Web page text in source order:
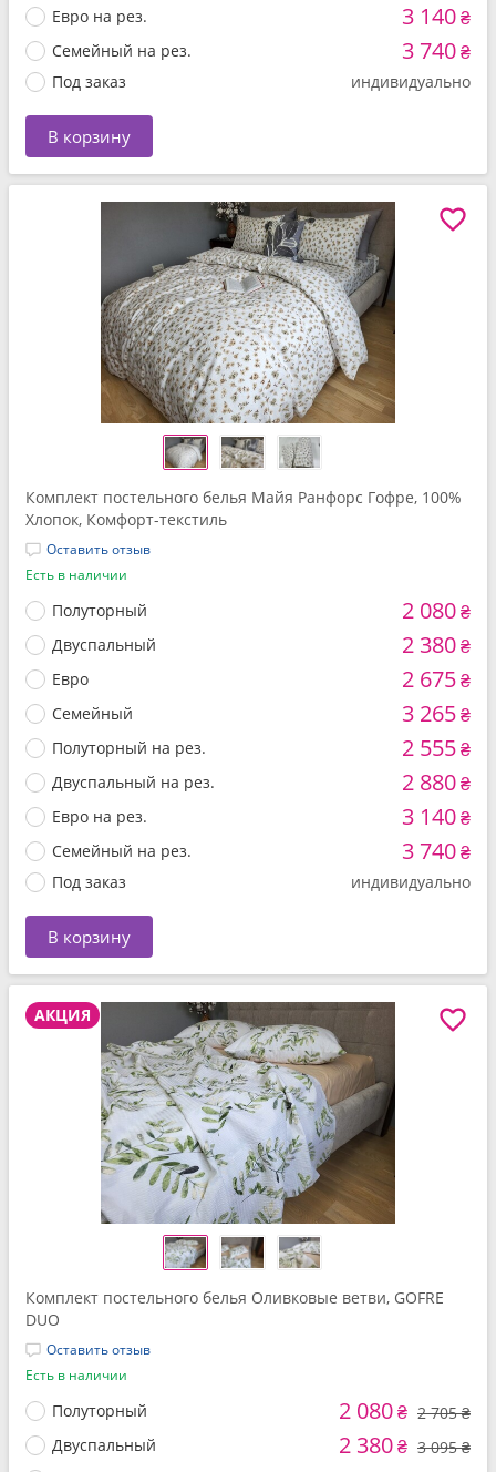
Евро на рез. 3 140₴
Семейный на рез. 3 740₴
Под заказ индивидуально
В корзину
Комплект постельного белья Майя Ранфорс Гофре, 100%
Хлопок, Комфорт-текстиль
Оставить отзыв
Есть в наличии
Полуторный 2 080₴
Двуспальный 2 380₴
Евро 2 675₴
Семейный 3 265₴
Полуторный на рез. 2 555₴
Двуспальный на рез. 2 880₴
Евро на рез. 3 140₴
Семейный на рез. 3 740₴
Под заказ индивидуально
В корзину
АКЦИЯ
Комплект постельного белья Оливковые ветви, GOFRE
DUO
Оставить отзыв
Есть в наличии
Полуторный 2 080₴ 2 705 ₴
Двуспальный
2 380₴ 3 095 ₴